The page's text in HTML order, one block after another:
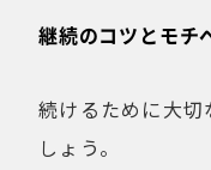
継続のコツとモチ
続けるために大切
しょう。